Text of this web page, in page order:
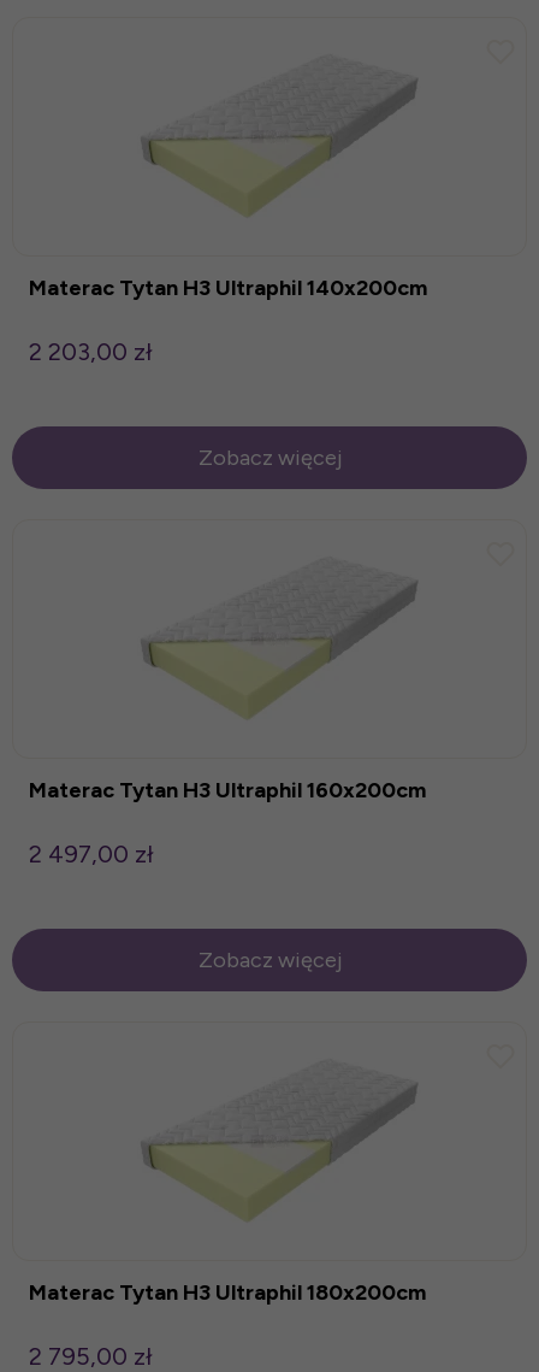
Materac Tytan H3 Ultraphil 140x200cm
2 203,00 zł
Zobacz więcej
Materac Tytan H3 Ultraphil 160x200cm
2 497,00 zł
Zobacz więcej
Materac Tytan H3 Ultraphil 180x200cm
2 795,00 zł